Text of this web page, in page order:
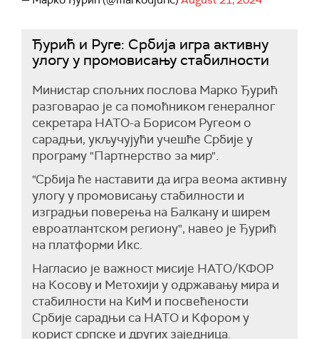
Ђурић и Руге: Србија игра активну
улогу у промовисању стабилности
Министар спољних послова Марко Ђурић
разговарао је са помоћником генералног
секретара НАТО-а Борисом Ругеом о
сарадњи, укључујући учешће Србије у
програму "Партнерство за мир".
"Србија ће наставити да игра веома активну
улогу у промовисању стабилности и
изградњи поверења на Балкану и ширем
евроатлантском региону", навео је Ђурић
на платформи Икс.
Нагласио је важност мисије НАТО/КФОР
на Косову и Метохији у одржавању мира и
стабилности на КиМ и посвећености
Србије сарадњи са НАТО и Кфором у
корист српске и других заједница.